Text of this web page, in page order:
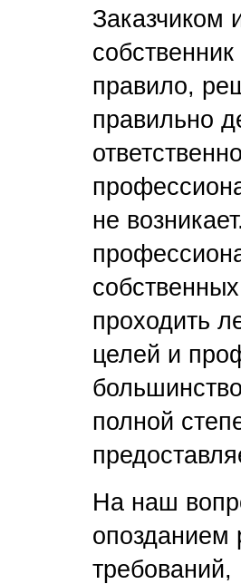
Заказчиком
правило,
правильно
не
проходить
целей и
полной
На наш
опозданием